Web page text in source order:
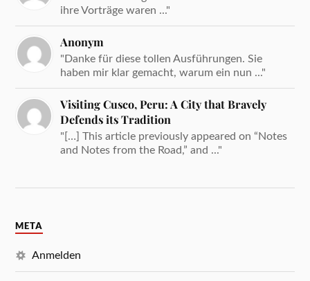
ihre Vorträge waren ..."
Anonym
"Danke für diese tollen Ausführungen. Sie
haben mir klar gemacht, warum ein nun ..."
Visiting Cusco, Peru: A City that Bravely
Defends its Tradition
"[…] This article previously appeared on “Notes
and Notes from the Road,” and ..."
META
Anmelden